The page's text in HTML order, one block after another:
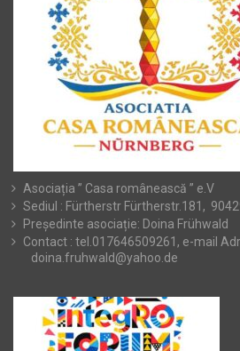
Asociația ” Casa românească ” e.V
Sediul : Fürtherstr Fürtherstr.181,
Președinte asociație: Doina Frühwald
Contact : tel.017646509261, e-mail
doina.fruhwald@yahoo.de